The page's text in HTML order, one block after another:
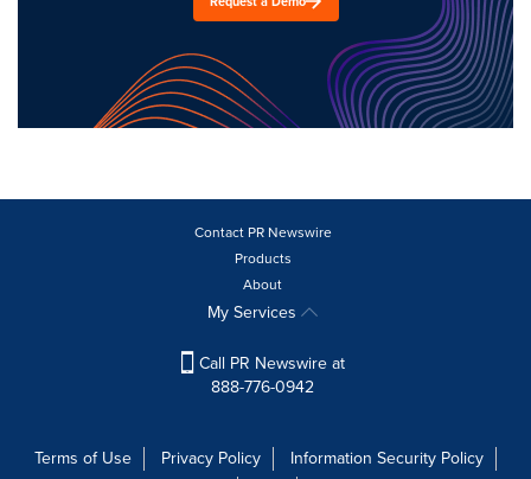
Contact PR Newswire
Products
About
My Services
Call PR Newswire at
888-776-0942
Terms of Use Privacy Policy
Information Security Policy